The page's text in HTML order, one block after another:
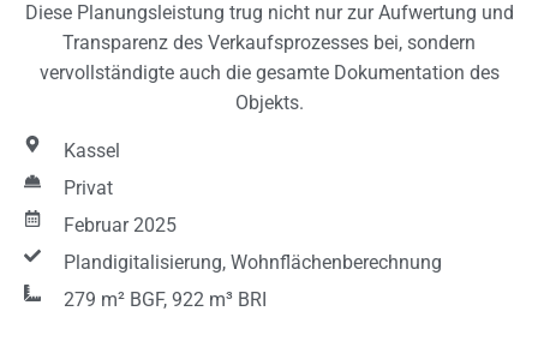
Ich bin damit einverstanden, dass diese
Website die übermittelten
personenbezogenen Daten speichert und
Meine Frage senden
Diese Planungsleistung trug nicht nur zur Aufwertung und
Transparenz des Verkaufsprozesses bei, sondern
vervollständigte auch die gesamte Dokumentation des
Objekts.
Kassel
Privat
Februar 2025
Plandigitalisierung, Wohnflächenberechnung
279 m² BGF, 922 m³ BRI